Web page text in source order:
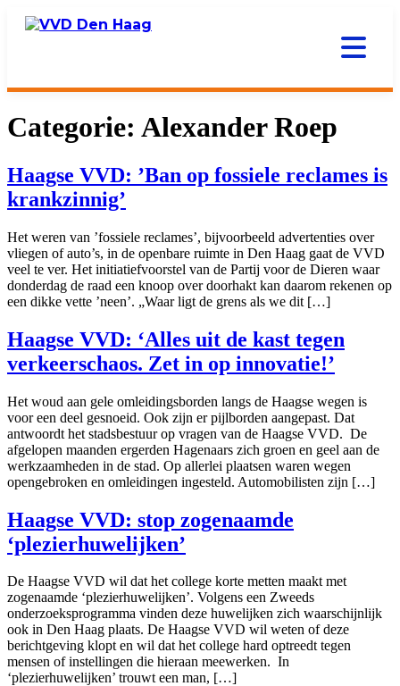
Categorie: Alexander Roep
Haagse VVD: ’Ban op fossiele reclames is
krankzinnig’
Het weren van ’fossiele reclames’, bijvoorbeeld advertenties over
vliegen of auto’s, in de openbare ruimte in Den Haag gaat de VVD
veel te ver. Het initiatiefvoorstel van de Partij voor de Dieren waar
donderdag de raad een knoop over doorhakt kan daarom rekenen op
een dikke vette ’neen’. „Waar ligt de grens als we dit […]
Haagse VVD: ‘Alles uit de kast tegen
verkeerschaos. Zet in op innovatie!’
Het woud aan gele omleidingsborden langs de Haagse wegen is
voor een deel gesnoeid. Ook zijn er pijlborden aangepast. Dat
antwoordt het stadsbestuur op vragen van de Haagse VVD. De
afgelopen maanden ergerden Hagenaars zich groen en geel aan de
werkzaamheden in de stad. Op allerlei plaatsen waren wegen
opengebroken en omleidingen ingesteld. Automobilisten zijn […]
Haagse VVD: stop zogenaamde
‘plezierhuwelijken’
De Haagse VVD wil dat het college korte metten maakt met
zogenaamde ‘plezierhuwelijken’. Volgens een Zweeds
onderzoeksprogramma vinden deze huwelijken zich waarschijnlijk
ook in Den Haag plaats. De Haagse VVD wil weten of deze
berichtgeving klopt en wil dat het college hard optreedt tegen
mensen of instellingen die hieraan meewerken. In
‘plezierhuwelijken’ trouwt een man, […]